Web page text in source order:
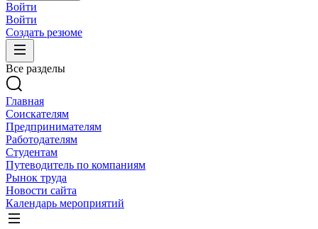
Войти
Войти
Создать резюме
Все разделы
Главная
Соискателям
Предпринимателям
Работодателям
Студентам
Путеводитель по компаниям
Рынок труда
Новости сайта
Календарь мероприятий